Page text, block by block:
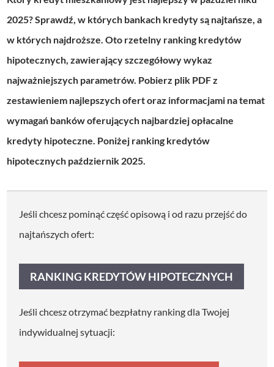
z
c
i
k
2025? Sprawdź, w których bankach kredyty są najtańsze, a
w których najdroższe. Oto rzetelny ranking kredytów
hipotecznych, zawierający szczegółowy wykaz
najważniejszych parametrów. Pobierz plik PDF z
zestawieniem najlepszych ofert oraz informacjami na temat
wymagań banków oferujących najbardziej opłacalne
kredyty hipoteczne. Poniżej ranking kredytów
hipotecznych październik 2025.
Jeśli chcesz pominąć część opisową i od razu przejść do
najtańszych ofert:
RANKING KREDYTÓW HIPOTECZNYCH
Jeśli chcesz otrzymać bezpłatny ranking dla Twojej
indywidualnej sytuacji: